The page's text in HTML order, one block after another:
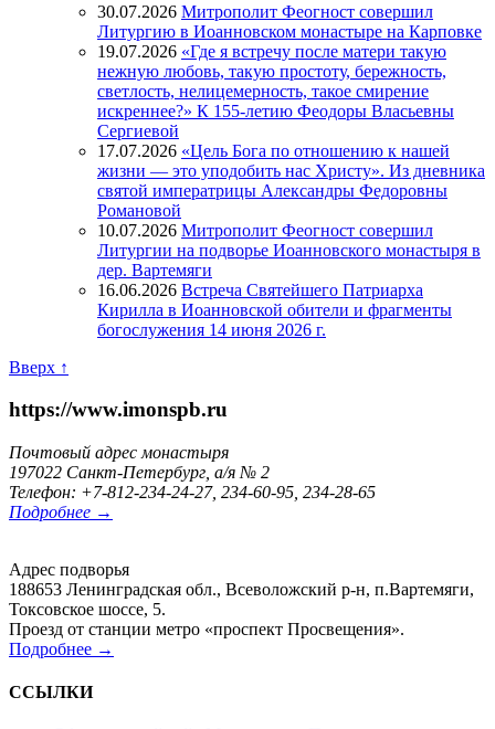
30.07.2026 Митрополит Феогност совершил
Литургию в Иоанновском монастыре на Карповке
19.07.2026 «Где я встречу после матери такую
нежную любовь, такую простоту, бережность,
светлость, нелицемерность, такое смирение
искреннее?» К 155-летию Феодоры Власьевны
Сергиевой
17.07.2026 «Цель Бога по отношению к нашей
жизни — это уподобить нас Христу». Из дневника
святой императрицы Александры Федоровны
Романовой
10.07.2026 Митрополит Феогност совершил
Литургии на подворье Иоанновского монастыря в
дер. Вартемяги
16.06.2026 Встреча Святейшего Патриарха
Кирилла в Иоанновской обители и фрагменты
богослужения 14 июня 2026 г.
Вверх ↑
https://www.imonspb.ru
Почтовый адрес монастыря
197022 Санкт-Петербург, а/я № 2
Телефон: +7-812-234-24-27, 234-60-95, 234-28-65
Подробнее →
Адрес подворья
188653 Ленинградская обл., Всеволожский р-н, п.Вартемяги,
Токсовское шоссе, 5.
Проезд от станции метро «проспект Просвещения».
Подробнее →
ССЫЛКИ